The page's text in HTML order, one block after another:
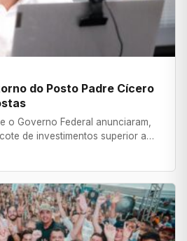
do Posto Padre Cícero
o Governo Federal anunciaram,
de investimentos superior a…